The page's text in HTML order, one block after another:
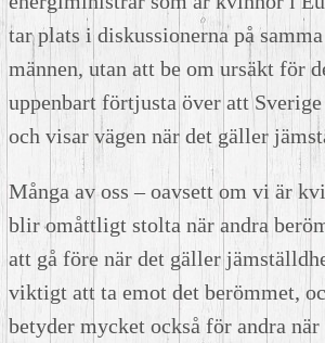
tar plats i diskussionerna på
männen, utan att be om ursäkt för
uppenbart förtjusta över att
och visar vägen när det gäller
Många av oss – oavsett om vi är
blir omåttligt stolta när andra
att gå före när det gäller
viktigt att ta emot det berömmet,
betyder mycket också för andra